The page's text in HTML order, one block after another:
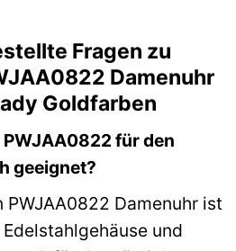
Fragen zu
Damenuhr
Goldfarben
für den
geeignet?
PWJAA0822 Damenuhr ist
und